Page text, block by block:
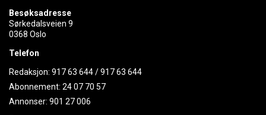
Besøksadresse
Sørkedalsveien 9
0368 Oslo
Telefon
Redaksjon: 917 63 644/917 63 644
Abonnement: 24 07 70 57
Annonser: 901 27 006